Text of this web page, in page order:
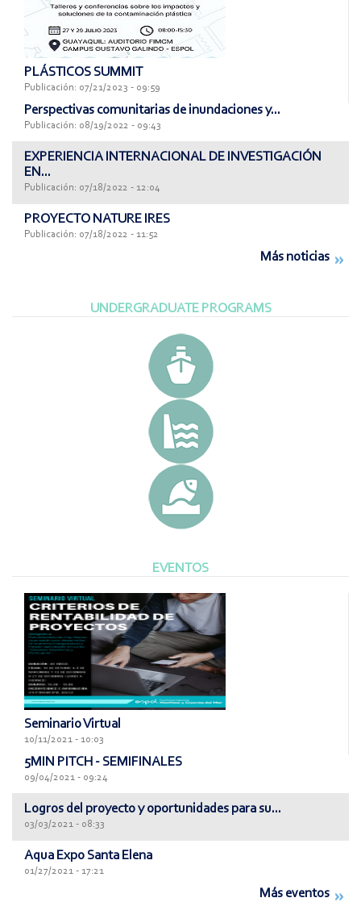
PLÁSTICOS SUMMIT
Publicación: 07/21/2023 - 09:59
Perspectivas comunitarias de inundaciones y...
Publicación: 08/19/2022 - 09:43
EXPERIENCIA INTERNACIONAL DE INVESTIGACIÓN
EN...
Publicación: 07/18/2022 - 12:04
PROYECTO NATURE IRES
Publicación: 07/18/2022 - 11:52
Más noticias
UNDERGRADUATE PROGRAMS
EVENTOS
Seminario Virtual
10/11/2021 - 10:03
5MIN PITCH - SEMIFINALES
09/04/2021 - 09:24
Logros del proyecto y oportunidades para su...
03/03/2021 - 08:33
Aqua Expo Santa Elena
01/27/2021 - 17:21
Más eventos